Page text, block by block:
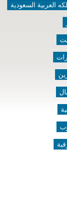
العربية السعودية